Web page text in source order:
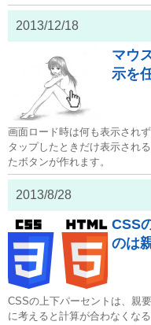
2013/12/18
マウ
示を
画面ロード時は何も表示され
タップしたときだけ表示され
たボタンが作れます。
2013/8/28
CSS
のは
CSSの上下パーセントは、親
に考えると計算が合わなくな